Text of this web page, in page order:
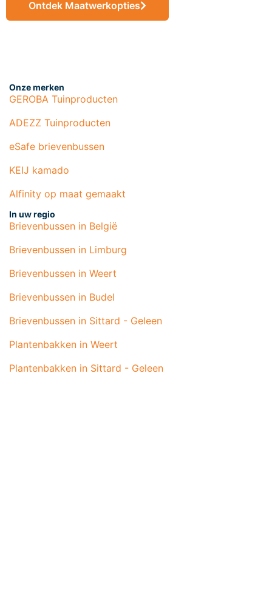
Ontdek Maatwerkopties
Onze merken
GEROBA Tuinproducten
ADEZZ Tuinproducten
eSafe brievenbussen
KEIJ kamado
Alfinity op maat gemaakt
In uw regio
Brievenbussen in België
Brievenbussen in Limburg
Brievenbussen in Weert
Brievenbussen in Budel
Brievenbussen in Sittard - Geleen
Plantenbakken in Weert
Plantenbakken in Sittard - Geleen